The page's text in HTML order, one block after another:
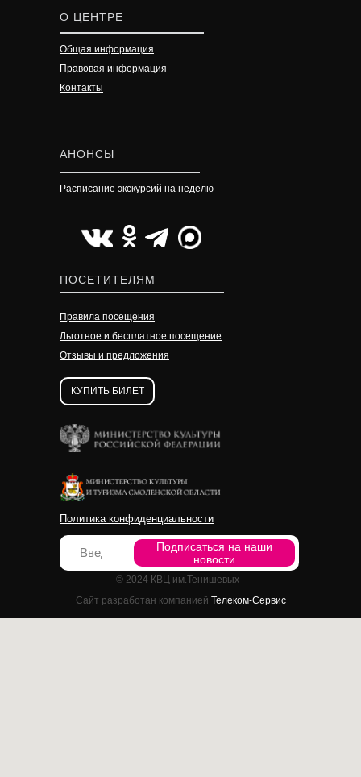
УЗНАТЬ ПОДРОБНЕЕ
О ЦЕНТРЕ
Общая информация
Правовая информация
Контакты
АНОНСЫ
Расписание экскурсий на неделю
ПОСЕТИТЕЛЯМ
Правила посещения
Льготное и бесплатное посещение
Отзывы и предложения
© 2024 КВЦ им.Тенишевых
КУПИТЬ БИЛЕТ
Политика конфиденциальности
Подписаться на наши
новости
Сайт разработан компанией Телеком-Сервис